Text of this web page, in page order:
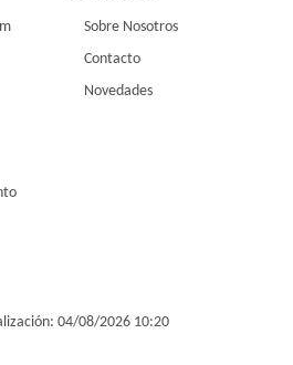
Sobre Nosotros
Contacto
Novedades
04/08/2026 10:20